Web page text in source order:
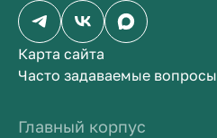
Карта сайта
Часто задаваемые вопросы
Главный корпус